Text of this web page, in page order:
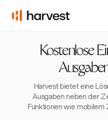
Kostenlose
Harvest bietet eine
Ausgaben neben der
Funktionen wie mobilem